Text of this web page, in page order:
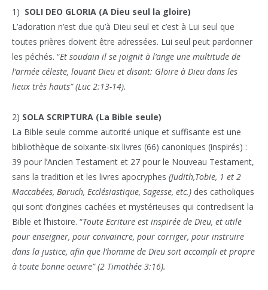
1) SOLI DEO GLORIA (A Dieu seul la gloire)
L’adoration n’est due qu’à Dieu seul et c’est à Lui seul que
toutes prières doivent être adressées. Lui seul peut pardonner
les péchés. “Et soudain il se joignit à l’ange une multitude de
l’armée céleste, louant Dieu et disant: Gloire à Dieu dans les
lieux très hauts” (Luc 2:13-14).
2) SOLA SCRIPTURA (La Bible seule)
La Bible seule comme autorité unique et suffisante est une
bibliothèque de soixante-six livres (66) canoniques (inspirés) :
39 pour l’Ancien Testament et 27 pour le Nouveau Testament,
sans la tradition et les livres apocryphes (Judith,Tobie, 1 et 2
Maccabées, Baruch, Ecclésiastique, Sagesse, etc.) des catholiques
qui sont d’origines cachées et mystérieuses qui contredisent la
Bible et l’histoire. “Toute Ecriture est inspirée de Dieu, et utile
pour enseigner, pour convaincre, pour corriger, pour instruire
dans la justice, afin que l’homme de Dieu soit accompli et propre
à toute bonne oeuvre” (2 Timothée 3:16).